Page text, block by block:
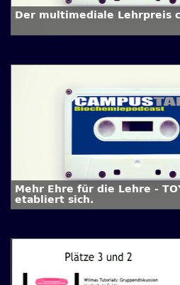
Der multimediale Lehrpreis
Mehr Ehre für die Lehre -
etabliert sich.